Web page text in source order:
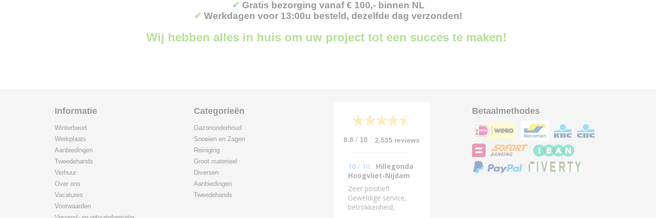
✔ Gratis bezorging vanaf € 100,- binnen NL
✔ Werkdagen voor 13:00u besteld, dezelfde dag verzonden!
Wij hebben alles in huis om uw project tot een succes te maken!
Informatie
Winterbeurt
Werkplaats
Aanbiedingen
Tweedehands
Verhuur
Over ons
Vacatures
Voorwaarden
Categorieën
Gazononderhoud
Snoeien en Zagen
Reiniging
Groot materieel
Diversen
Aanbiedingen
Tweedehands
8.8 / 10 2.535 reviews
10 / 10
Hillegonda
Hoogvliet-Nijdam
Zeer positief!
Geweldige service,
betrokkenheid,
Betaalmethodes